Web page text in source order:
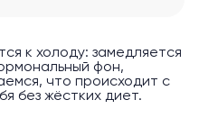
к холоду: замедляется
фон,
что происходит с
без жёстких диет.